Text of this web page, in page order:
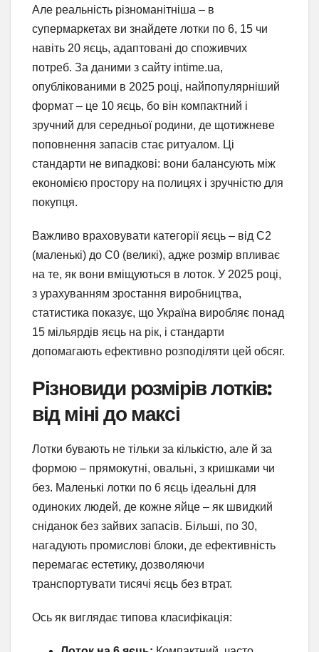
Але реальність різноманітніша – в
супермаркетах ви знайдете лотки по 6, 15 чи
навіть 20 яєць, адаптовані до споживчих
потреб. За даними з сайту intime.ua,
опублікованими в 2025 році, найпопулярніший
формат – це 10 яєць, бо він компактний і
зручний для середньої родини, де щотижневе
поповнення запасів стає ритуалом. Ці
стандарти не випадкові: вони балансують між
економією простору на полицях і зручністю для
покупця.
Важливо враховувати категорії яєць – від С2
(маленькі) до С0 (великі), адже розмір впливає
на те, як вони вміщуються в лоток. У 2025 році,
з урахуванням зростання виробництва,
статистика показує, що Україна виробляє понад
15 мільярдів яєць на рік, і стандарти
допомагають ефективно розподіляти цей обсяг.
Різновиди розмірів лотків:
від міні до максі
Лотки бувають не тільки за кількістю, але й за
формою – прямокутні, овальні, з кришками чи
без. Маленькі лотки по 6 яєць ідеальні для
одиноких людей, де кожне яйце – як швидкий
сніданок без зайвих запасів. Більші, по 30,
нагадують промислові блоки, де ефективність
перемагає естетику, дозволяючи
транспортувати тисячі яєць без втрат.
Ось як виглядає типова класифікація: